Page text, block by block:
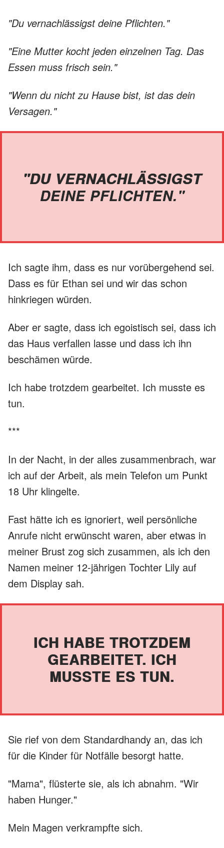
"Du vernachlässigst deine Pflichten."
"Eine Mutter kocht jeden einzelnen Tag. Das
Essen muss frisch sein."
"Wenn du nicht zu Hause bist, ist das dein
Versagen."
"DU VERNACHLÄSSIGST
DEINE PFLICHTEN."
Ich sagte ihm, dass es nur vorübergehend sei.
Dass es für Ethan sei und wir das schon
hinkriegen würden.
Aber er sagte, dass ich egoistisch sei, dass ich
das Haus verfallen lasse und dass ich ihn
beschämen würde.
Ich habe trotzdem gearbeitet. Ich musste es
tun.
***
In der Nacht, in der alles zusammenbrach, war
ich auf der Arbeit, als mein Telefon um Punkt
18 Uhr klingelte.
Fast hätte ich es ignoriert, weil persönliche
Anrufe nicht erwünscht waren, aber etwas in
meiner Brust zog sich zusammen, als ich den
Namen meiner 12-jährigen Tochter Lily auf
dem Display sah.
ICH HABE TROTZDEM
GEARBEITET. ICH
MUSSTE ES TUN.
Sie rief von dem Standardhandy an, das ich
für die Kinder für Notfälle besorgt hatte.
"Mama", flüsterte sie, als ich abnahm. "Wir
haben Hunger."
Mein Magen verkrampfte sich.